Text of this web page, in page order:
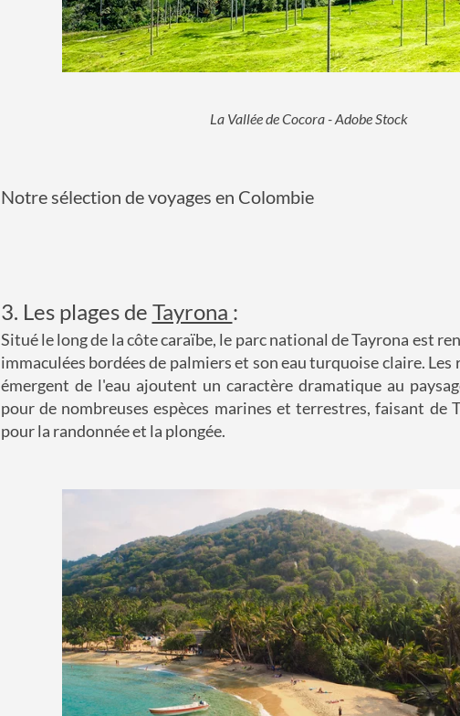
La Vallée de Cocora - Adobe Stock
Notre sélection de voyages en Colombie
3. Les plages de Tayrona :
Situé le long de la côte caraïbe, le parc national de Tayrona est
immaculées bordées de palmiers et son eau turquoise claire. Les
émergent de l'eau ajoutent un caractère dramatique au
pour de nombreuses espèces marines et terrestres, faisant de
pour la randonnée et la plongée.